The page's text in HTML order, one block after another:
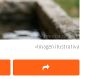
»Imagen ilustrativa